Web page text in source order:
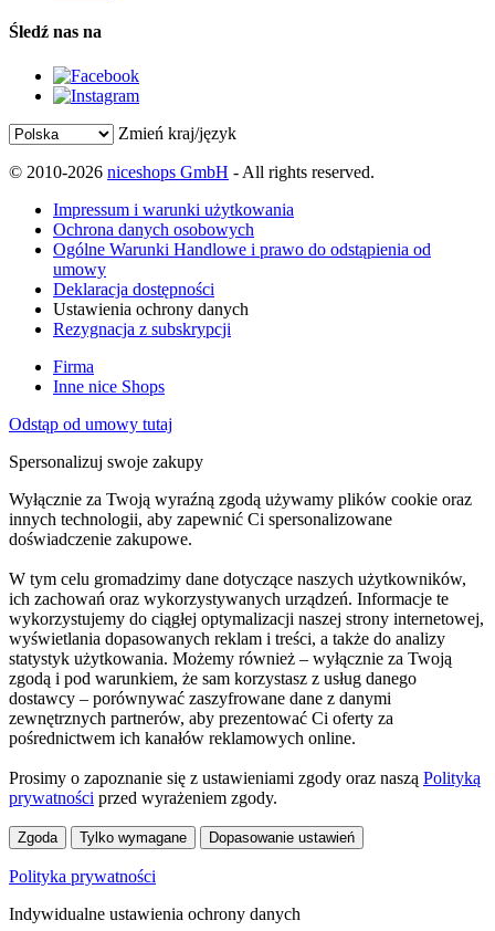
Śledź nas na
Zmień kraj/język
© 2010-2026 niceshops GmbH - All rights reserved.
Impressum i warunki użytkowania
Ochrona danych osobowych
Ogólne Warunki Handlowe i prawo do odstąpienia od
umowy
Deklaracja dostępności
Ustawienia ochrony danych
Rezygnacja z subskrypcji
Firma
Inne nice Shops
Odstąp od umowy tutaj
Spersonalizuj swoje zakupy
Wyłącznie za Twoją wyraźną zgodą używamy plików cookie oraz
innych technologii, aby zapewnić Ci spersonalizowane
doświadczenie zakupowe.
W tym celu gromadzimy dane dotyczące naszych użytkowników,
ich zachowań oraz wykorzystywanych urządzeń. Informacje te
wykorzystujemy do ciągłej optymalizacji naszej strony internetowej,
wyświetlania dopasowanych reklam i treści, a także do analizy
statystyk użytkowania. Możemy również – wyłącznie za Twoją
zgodą i pod warunkiem, że sam korzystasz z usług danego
dostawcy – porównywać zaszyfrowane dane z danymi
zewnętrznych partnerów, aby prezentować Ci oferty za
pośrednictwem ich kanałów reklamowych online.
Prosimy o zapoznanie się z ustawieniami zgody oraz naszą Polityką
prywatności przed wyrażeniem zgody.
Zgoda Tylko wymagane Dopasowanie ustawień
Polityka prywatności
Indywidualne ustawienia ochrony danych